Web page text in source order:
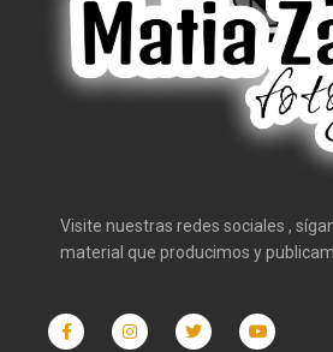
Visite nuestras redes sociales ,
material que producimos y